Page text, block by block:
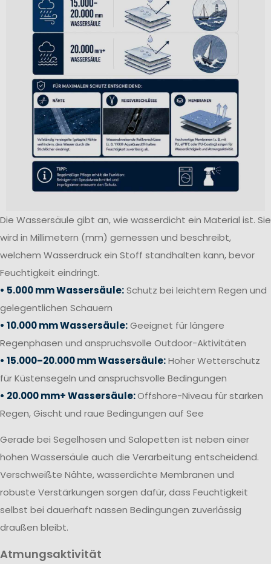
Die Wassersäule gibt an, wie wasserdicht ein Material ist. Sie
wird in Millimetern (mm) gemessen und beschreibt,
welchem Wasserdruck ein Stoff standhalten kann, bevor
Feuchtigkeit eindringt.
• 5.000 mm Wassersäule:Schutz bei leichtem Regen und
gelegentlichen Schauern
• 10.000 mm Wassersäule:Geeignet für längere
Regenphasen und anspruchsvolle Outdoor-Aktivitäten
• 15.000–20.000 mm Wassersäule:Hoher Wetterschutz
für Küstensegeln und anspruchsvolle Bedingungen
• 20.000 mm+ Wassersäule:Offshore-Niveau für starken
Regen, Gischt und raue Bedingungen auf See
Gerade bei Segelhosen und Salopetten ist neben einer
hohen Wassersäule auch die Verarbeitung entscheidend.
Verschweißte Nähte, wasserdichte Membranen und
robuste Verstärkungen sorgen dafür, dass Feuchtigkeit
selbst bei dauerhaft nassen Bedingungen zuverlässig
draußen bleibt.
Atmungsaktivität